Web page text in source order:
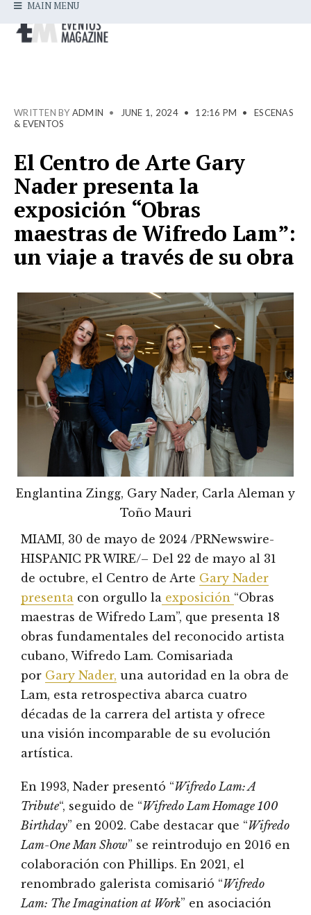
MAIN MENU
WRITTEN BY ADMIN • JUNE 1, 2024 • 12:16 PM •
ESCENAS
& EVENTOS
El Centro de Arte Gary
Nader presenta la
exposición “Obras
maestras de Wifredo Lam”:
un viaje a través de su obra
Englantina Zingg, Gary Nader, Carla Aleman y
Toño Mauri
MIAMI, 30 de mayo de 2024 /PRNewswire-
HISPANIC PR WIRE/– Del 22 de mayo al 31
de octubre, el Centro de Arte Gary Nader
presenta con orgullo la exposición “Obras
maestras de Wifredo Lam”, que presenta 18
obras fundamentales del reconocido artista
cubano, Wifredo Lam. Comisariada
por Gary Nader, una autoridad en la obra de
Lam, esta retrospectiva abarca cuatro
décadas de la carrera del artista y ofrece
una visión incomparable de su evolución
artística.
En 1993, Nader presentó “Wifredo Lam: A
Tribute“, seguido de “Wifredo Lam Homage 100
Birthday” en 2002. Cabe destacar que “Wifredo
Lam-One Man Show” se reintrodujo en 2016 en
colaboración con Phillips. En 2021, el
renombrado galerista comisarió “Wifredo
Lam: The Imagination at Work” en asociación